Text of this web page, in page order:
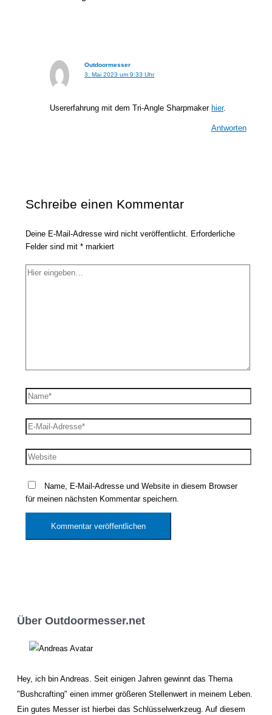
Outdoormesser
3. Mai 2023 um 9:33 Uhr
Usererfahrung mit dem Tri-Angle Sharpmakerhier.
Antworten
Schreibe einen Kommentar
Deine E-Mail-Adresse wird nicht veröffentlicht.
Erforderliche
Felder sind mit* markiert
Hier
Name*
E-
Mail-
Adresse*
Website
Name, E-Mail-Adresse und Website in diesem Browser
für meinen nächsten Kommentar speichern.
Über Outdoormesser.net
Hey, ich bin Andreas. Seit einigen Jahren gewinnt das Thema
"Bushcrafting" einen immer größeren Stellenwert in meinem Leben.
Ein gutes Messer ist hierbei das Schlüsselwerkzeug. Auf diesem